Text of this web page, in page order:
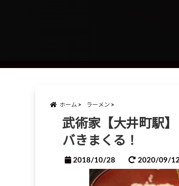
ホーム ラーメン
武術家【大井町駅
バきまくる！
2018/10/28 2020/09/12